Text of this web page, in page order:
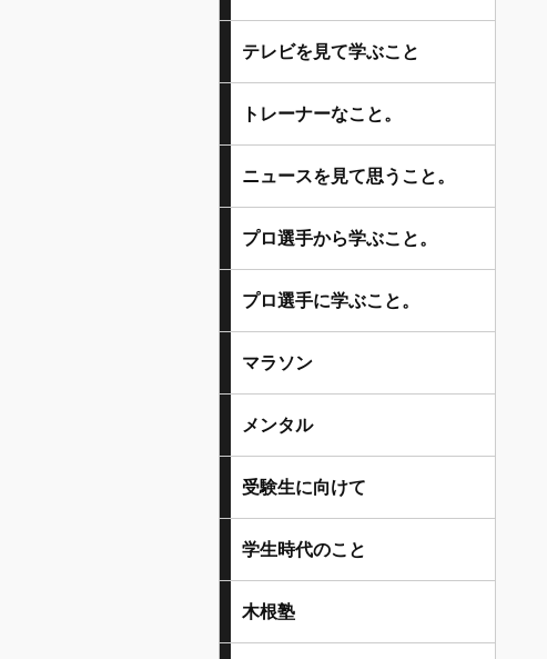
テレビを見て学ぶこと
トレーナーなこと。
ニュースを見て思うこと。
プロ選手から学ぶこと。
プロ選手に学ぶこと。
マラソン
メンタル
受験生に向けて
学生時代のこと
木根塾